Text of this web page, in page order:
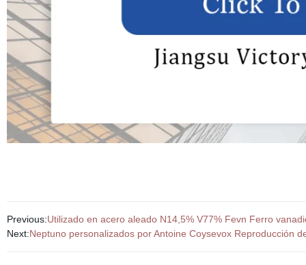
Previous:Utilizado en acero aleado N14,5% V77% Fevn Ferro
Next:Neptuno personalizados por Antoine Coysevox Reproducción